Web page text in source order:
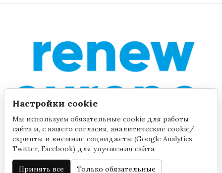
Настройки cookie
Мы используем обязательные cookie для работы
сайта и, с вашего согласия, аналитические cookie/
скрипты и внешние соцвиджеты (Google Analytics,
Twitter, Facebook) для улучшения сайта.
Принять все Только обязательные